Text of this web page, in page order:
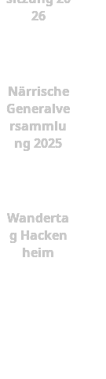
26
Närrische
Generalve
rsammlu
ng 2025
Wanderta
g Hacken
heim